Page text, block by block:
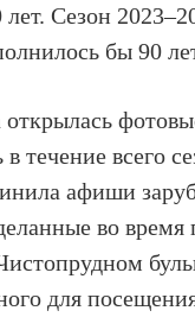
Сезон
бы 90
в течение всего
афиши
во время
для